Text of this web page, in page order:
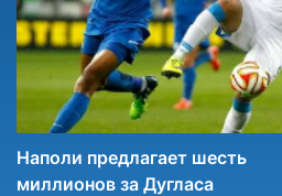
Наполи предлагает шесть
миллионов за Дугласа